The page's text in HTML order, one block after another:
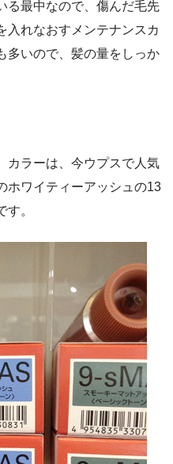
る最中なので、傷んだ毛先
入れなおすメンテナンスカ
多いので、髪の量をしっか
カラーは、今ウプスで人気
ホワイティーアッシュの13
。